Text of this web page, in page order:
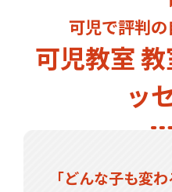
可児で評判
可児教室
ッ
「どんな子も変